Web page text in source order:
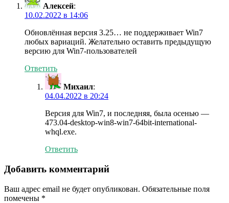
Алексей:
10.02.2022 в 14:06
Обновлённая версия 3.25… не поддерживает Win7
любых вариаций. Желательно оставить предыдущую
версию для Win7-пользователей
Ответить
Михаил:
04.04.2022 в 20:24
Версия для Win7, и последняя, была осенью —
473.04-desktop-win8-win7-64bit-international-
whql.exe.
Ответить
Добавить комментарий
Ваш адрес email не будет опубликован. Обязательные поля
помечены *